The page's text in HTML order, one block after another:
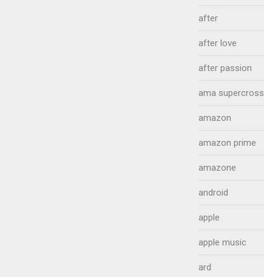
after
after love
after passion
ama supercross
amazon
amazon prime
amazone
android
apple
apple music
ard